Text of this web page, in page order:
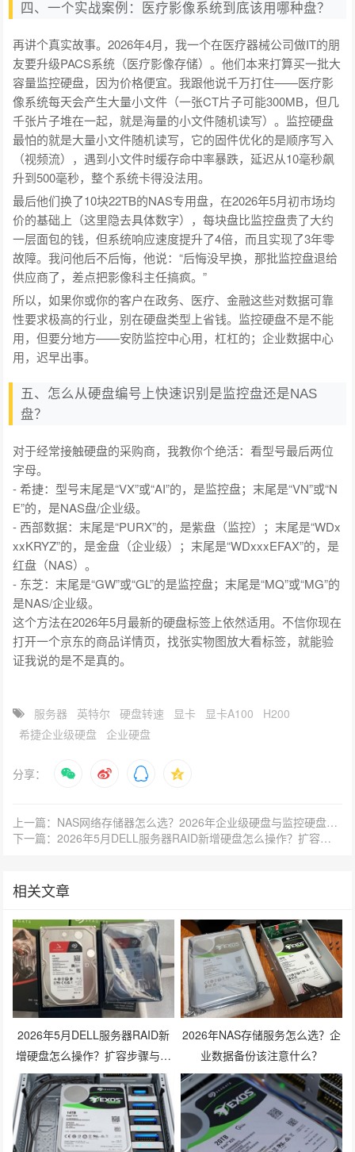
四、一个实战案例：医疗影像系统到底该用哪种盘？
再讲个真实故事。2026年4月，我一个在医疗器械公司做IT的朋
友要升级PACS系统（医疗影像存储）。他们本来打算买一批大
容量监控硬盘，因为价格便宜。我跟他说千万打住——医疗影
像系统每天会产生大量小文件（一张CT片子可能300MB，但几
千张片子堆在一起，就是海量的小文件随机读写）。监控硬盘
最怕的就是大量小文件随机读写，它的固件优化的是顺序写入
（视频流），遇到小文件时缓存命中率暴跌，延迟从10毫秒飙
升到500毫秒，整个系统卡得没法用。
最后他们换了10块22TB的NAS专用盘，在2026年5月初市场均
价的基础上（这里隐去具体数字），每块盘比监控盘贵了大约
一层面包的钱，但系统响应速度提升了4倍，而且实现了3年零
故障。我问他后不后悔，他说：“后悔没早换，那批监控盘退给
供应商了，差点把影像科主任搞疯。”
所以，如果你或你的客户在政务、医疗、金融这些对数据可靠
性要求极高的行业，别在硬盘类型上省钱。监控硬盘不是不能
用，但要分地方——安防监控中心用，杠杠的；企业数据中心
用，迟早出事。
五、怎么从硬盘编号上快速识别是监控盘还是NAS
盘？
对于经常接触硬盘的采购商，我教你个绝活：看型号最后两位
字母。
- 希捷：型号末尾是“VX”或“AI”的，是监控盘；末尾是“VN”或“N
E”的，是NAS盘/企业级。
- 西部数据：末尾是“PURX”的，是紫盘（监控）；末尾是“WDx
xxKRYZ”的，是金盘（企业级）；末尾是“WDxxxEFAX”的，是
红盘（NAS）。
- 东芝：末尾是“GW”或“GL”的是监控盘；末尾是“MQ”或“MG”的
是NAS/企业级。
这个方法在2026年5月最新的硬盘标签上依然适用。不信你现在
打开一个京东的商品详情页，找张实物图放大看标签，就能验
证我说的是不是真的。
服务器 英特尔 硬盘转速 显卡 显卡A100
H200
希捷企业级硬盘
企业硬盘
分享：
上一篇：NAS网络存储器怎么选？2026年企业级硬盘与监控硬盘有什么区别？
下一篇：2026年5月DELL服务器RAID新增硬盘怎么操作？扩容步骤与兼容性避坑指南
相关文章
2026年5月DELL服务器RAID新
增硬盘怎么操作？扩容步骤与兼
容性避坑指南
2026年NAS存储服务怎么选？企
业数据备份该注意什么？